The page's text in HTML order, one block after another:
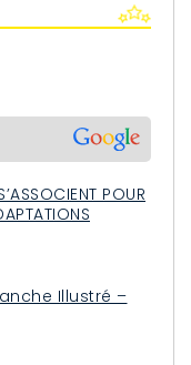
POUR
Illustré –